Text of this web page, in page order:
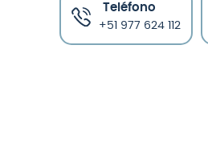
Teléfono
+51 977 624 112